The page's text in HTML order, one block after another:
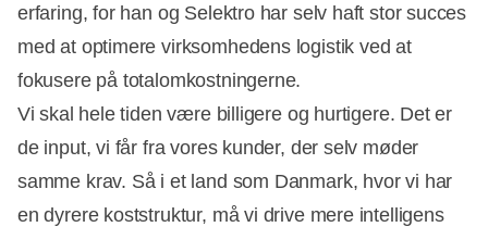
erfaring, for han og Selektro har selv haft stor succes
med at optimere virksomhedens logistik ved at
fokusere på totalomkostningerne.
Vi skal hele tiden være billigere og hurtigere. Det er
de input, vi får fra vores kunder, der selv møder
samme krav. Så i et land som Danmark, hvor vi har
en dyrere koststruktur, må vi drive mere intelligens